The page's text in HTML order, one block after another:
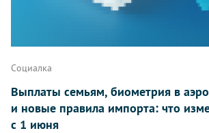
Социалка
Выплаты семьям, биометрия в
и новые правила импорта: что
с 1 июня